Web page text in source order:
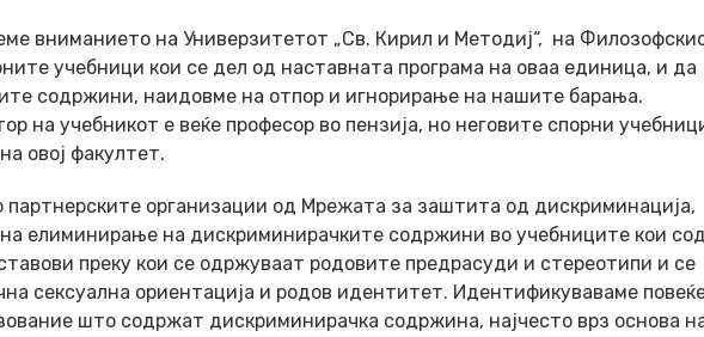
вниманието на Универзитетот „Св. Кирил и Методиј“, на
учебници кои се дел од наставната програма на оваа единица, и да
содржини, наидовме на отпор и игнорирање на нашите барања.
на учебникот е веќе професор во пензија, но неговите спорни
овој факултет.
партнерските организации од Мрежата за заштита од дискриминација,
елиминирање на дискриминирачките содржини во учебниците кои
преку кои се одржуваат родовите предрасуди и стереотипи и се
сексуална ориентација и родов идентитет. Идентификуваваме
што содржат дискриминирачка содржина, најчесто врз основа